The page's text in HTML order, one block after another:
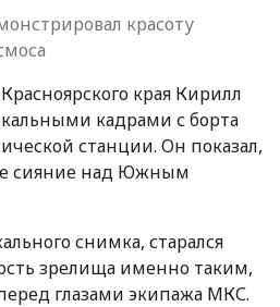
красоту
края Кирилл
кадрами с борта
станции. Он показал,
сияние над Южным
снимка, старался
зрелища именно таким,
глазами экипажа МКС.